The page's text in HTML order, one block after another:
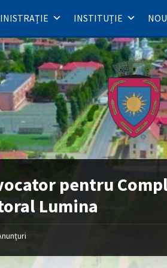
INSTITUȚIE
pentru
Lumina